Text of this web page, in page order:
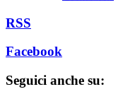
RSS
Facebook
Seguici anche su: